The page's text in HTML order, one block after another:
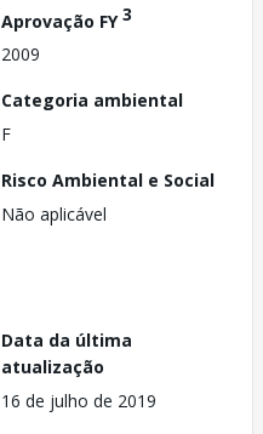
Aprovação FY3
2009
Categoria ambiental
F
Risco Ambiental e Social
Não aplicável
Data da última
atualização
16 de julho de 2019